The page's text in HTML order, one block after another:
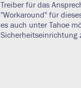
Treiber für das
"Workaround" für
es auch unter Tahoe
Sicherheitseinrichtung